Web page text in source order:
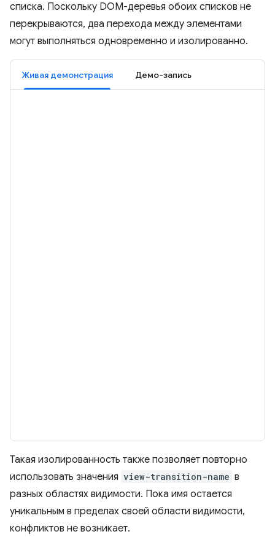
списка. Поскольку DOM-деревья обоих списков не
перекрываются, два перехода между элементами
могут выполняться одновременно и изолированно.
Живая демонстрация Демо-запись
Такая изолированность также позволяет повторно
использовать значения view-transition-name в
разных областях видимости. Пока имя остается
уникальным в пределах своей области видимости,
конфликтов не возникает.